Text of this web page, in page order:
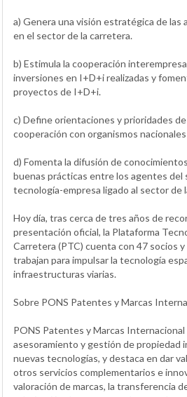
a) Genera una visión estratégica de las
en el sector de la carretera.
b) Estimula la cooperación
inversiones en I+D+i realizadas y
proyectos de I+D+i.
c) Define orientaciones y prioridades
cooperación con organismos
d) Fomenta la difusión de
buenas prácticas entre los agentes del
tecnología-empresa ligado al sector de
Hoy día, tras cerca de tres años de
presentación oficial, la Plataforma
Carretera (PTC) cuenta con 47 socios
trabajan para impulsar la tecnología
infraestructuras viarias.
Sobre PONS Patentes y Marcas
PONS Patentes y Marcas
asesoramiento y gestión de propiedad
nuevas tecnologías, y destaca en dar
otros servicios complementarios e
valoración de marcas, la transferencia